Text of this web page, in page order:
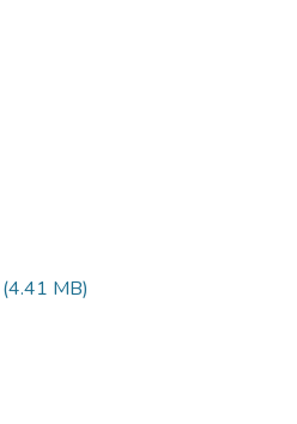
(4.41 MB)